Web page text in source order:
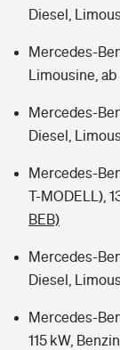
Diesel,
Mercedes-
Limousine,
Mercedes-
Diesel,
Mercedes-
T-MODELL),
BEB)
Mercedes-
Diesel,
Mercedes-
115 kW,